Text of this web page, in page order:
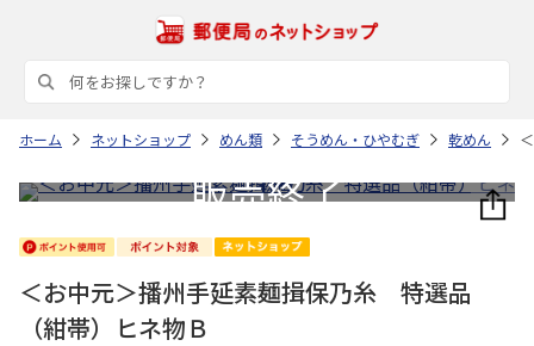
ホーム ネットショップ めん類 そうめん・ひやむぎ 乾めん
＜お中元＞播州手延素麺揖保乃糸 特選品
（紺帯）ヒネ物Ｂ